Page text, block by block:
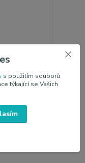
Skladem 3 ks
s použitím souborů
týkající se Vašich